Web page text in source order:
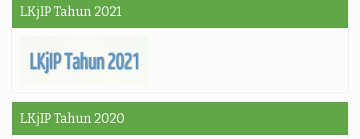
LKjIP Tahun 2021
LKjIP Tahun 2020